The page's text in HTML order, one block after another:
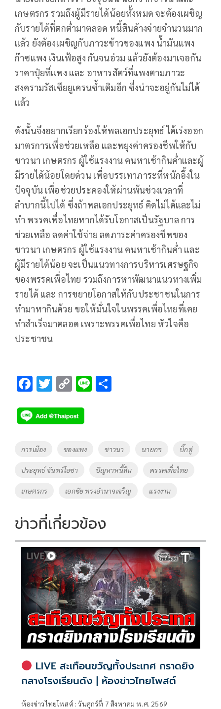
เกษตรกร รวมถึงผู้มีรายได้น้อยทั้งหมด จะต้องเผชิญ
กับรายได้ที่ตกต่ำมาตลอด หนี้สินค้างจ่ายจำนวนมาก
แล้ว ยังต้องเผชิญกับภาวะข้าวของแพง น้ำมันแพง
ก๊าซแพง เงินเฟ้อสูง กันจนอ่วม แล้วยังต้องมาเจอกัน
ราคาปุ๋ยที่แพง และ อาหารสัตว์ที่แพงตามภาวะ
สงครามรัสเซียยูเครนซ้ำเติมอีก ซึ่งน่าจะอยู่กันไม่ได้
แล้ว
ดังนั้นจึงอยากเรียกร้องให้พลเอกประยุทธ์ ได้เร่งออก
มาตรการเพื่อช่วยเหลือ และพยุงค่าครองชีพให้กับ
ชาวนา เกษตรกร ผู้ใช้แรงงาน คนหาเช้ากินค่ำและผู้
มีรายได้น้อยโดยด่วน เพื่อบรรเทาภาระที่หนักอึ้งใน
ปัจจุบัน เพื่อช่วยประคองให้ผ่านพ้นช่วงเวลาที่
ลำบากนี้ไปได้ ซึ่งถ้าพลเอกประยุทธ์ คิดไม่ได้และไม่
ทำ พรรคเพื่อไทยหากได้รับโอกาสเป็นรัฐบาล การ
ช่วยเหลือ ลดค่าใช้จ่าย ลดภาระค่าครองชีพของ
ชาวนา เกษตรกร ผู้ใช้แรงงาน คนหาเช้ากินค่ำ และ
ผู้มีรายได้น้อย จะเป็นแนวทางการบริหารเศรษฐกิจ
ของพรรคเพื่อไทย รวมถึงการหาพัฒนาแนวทางเพิ่ม
รายได้ และ การขยายโอกาสให้กับประชาชนในการ
ทำมาหากินด้วย ขอให้มั่นใจในพรรคเพื่อไทยที่เคย
ทำสำเร็จมาตลอด เพราะพรรคเพื่อไทย หัวใจคือ
ประชาชน
F
e
b
o
k
T
tt
er
C
p
y
Li
n
k
Li
Tags
การเมือง ของแพง ชาวนา นายกฯ บิ๊กตู่
ประยุทธ์ จันทร์โอชา ปัญหาหนี้สิน พรรคเพื่อไทย
เกษตรกร เอกชัย ทรงอำนาจเจริญ แรงงาน
ข่าวที่เกี่ยวข้อง
LIVE สะเทือนขวัญทั้งประเทศ กราดยิง
กลางโรงเรียนดัง | ห้องข่าวไทยโพสต์
ห้องข่าวไทยโพสต์ : วันศุกร์ที่ 7 สิงหาคม พ.ศ. 2569